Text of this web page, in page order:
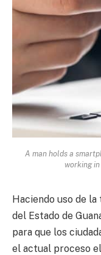
A man holds a
working
Haciendo uso de
del Estado de
para que los
el actual proceso